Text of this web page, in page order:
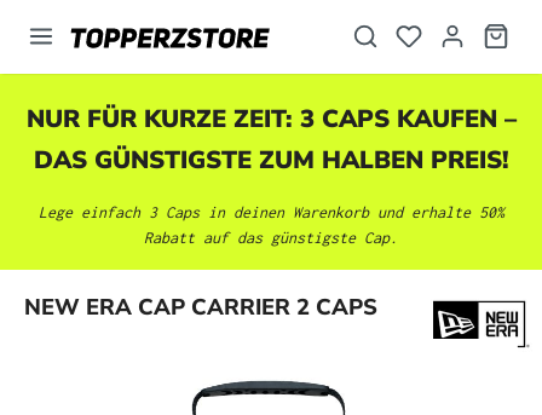
springen
NUR FÜR KURZE ZEIT: 3 CAPS KAUFEN –
DAS GÜNSTIGSTE ZUM HALBEN PREIS!
Lege einfach 3 Caps in deinen Warenkorb und erhalte 50%
Rabatt auf das günstigste Cap.
NEW ERA CAP CARRIER 2 CAPS
Bildergalerie überspringen